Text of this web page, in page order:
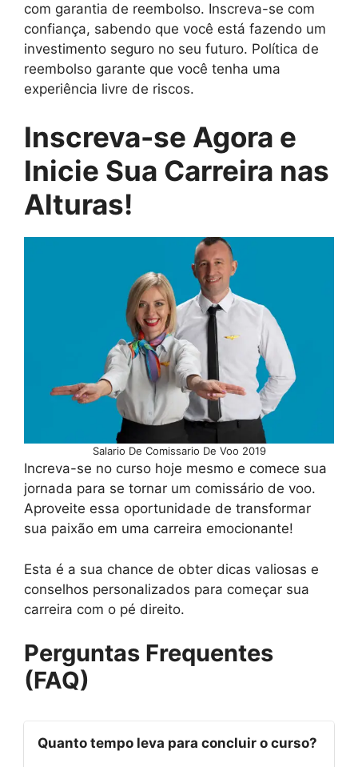
com garantia de reembolso. Inscreva-se com
confiança, sabendo que você está fazendo um
investimento seguro no seu futuro. Política de
reembolso garante que você tenha uma
experiência livre de riscos.
Inscreva-se Agora e
Inicie Sua Carreira nas
Alturas!
Salario De Comissario De Voo 2019
Increva-se no curso hoje mesmo e comece sua
jornada para se tornar um comissário de voo.
Aproveite essa oportunidade de transformar
sua paixão em uma carreira emocionante!
Esta é a sua chance de obter dicas valiosas e
conselhos personalizados para começar sua
carreira com o pé direito.
Perguntas Frequentes
(FAQ)
Quanto tempo leva para concluir o curso?